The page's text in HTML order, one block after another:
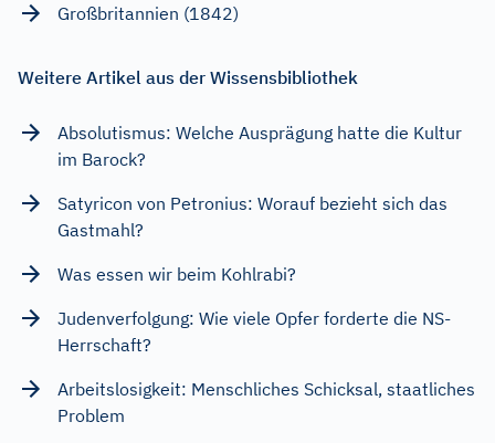
Großbritannien (1842)
Weitere Artikel aus der Wissensbibliothek
Absolutismus: Welche Ausprägung hatte die Kultur
im Barock?
Satyricon von Petronius: Worauf bezieht sich das
Gastmahl?
Was essen wir beim Kohlrabi?
Judenverfolgung: Wie viele Opfer forderte die NS-
Herrschaft?
Arbeitslosigkeit: Menschliches Schicksal, staatliches
Problem